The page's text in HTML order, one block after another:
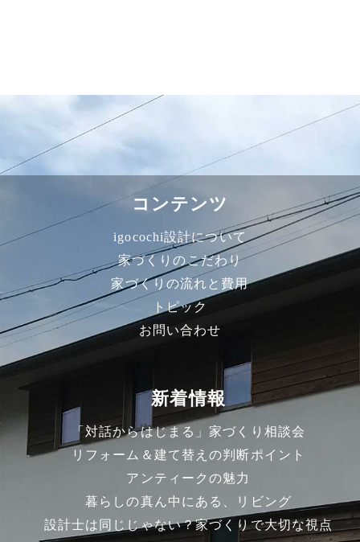
コンテンツ
igocochi設計について
家づくりのこだわり
家づくりの流れと費用
トピック
お問い合わせ
新着情報
「対話からはじまる」家づくり相談会
リフォーム＆建て替えの判断ポイント
アンティークの魅力
暮らしの真ん中にある、リビング
設計士は同じじゃない？家づくりで大切な視点